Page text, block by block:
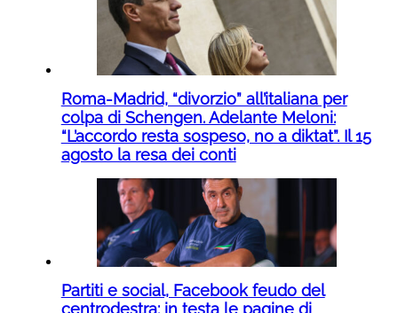
Roma-Madrid, “divorzio” all’italiana per
colpa di Schengen. Adelante Meloni:
“L’accordo resta sospeso, no a diktat”. Il 15
agosto la resa dei conti
Partiti e social, Facebook feudo del
centrodestra: in testa le pagine di